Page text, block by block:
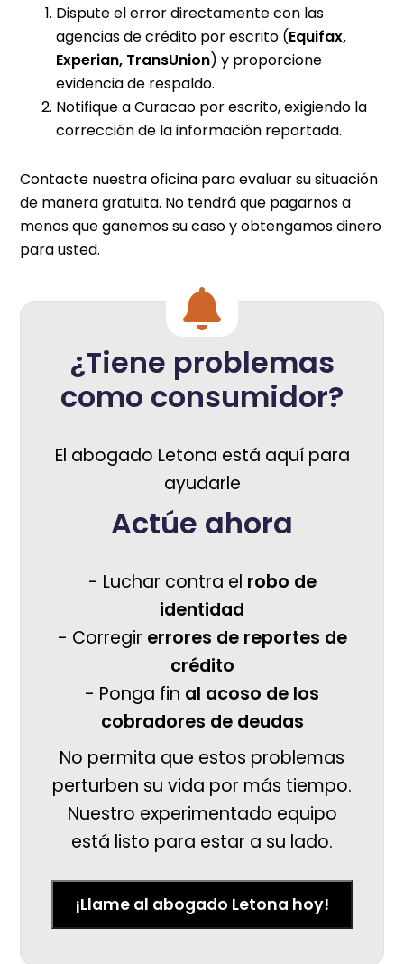
Dispute el error directamente con las
agencias de crédito por escrito (Equifax,
Experian, TransUnion) y proporcione
evidencia de respaldo.
Notifique a Curacao por escrito, exigiendo la
corrección de la información reportada.
Contacte nuestra oficina para evaluar su situación
de manera gratuita. No tendrá que pagarnos a
menos que ganemos su caso y obtengamos dinero
para usted.
¿Tiene problemas
como consumidor?
El abogado Letona está aquí para
ayudarle
Actúe ahora
- Luchar contra el robo de
identidad
- Corregir errores de reportes de
crédito
- Ponga fin al acoso de los
cobradores de deudas
No permita que estos problemas
perturben su vida por más tiempo.
Nuestro experimentado equipo
está listo para estar a su lado.
¡Llame al abogado Letona hoy!